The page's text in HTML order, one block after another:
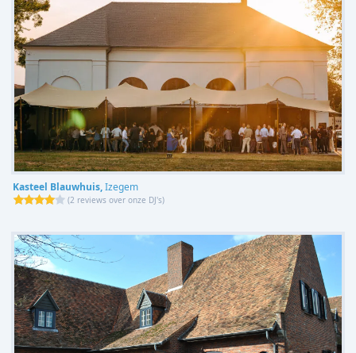
Kasteel Blauwhuis,Izegem
(2 reviews over onze DJ's)